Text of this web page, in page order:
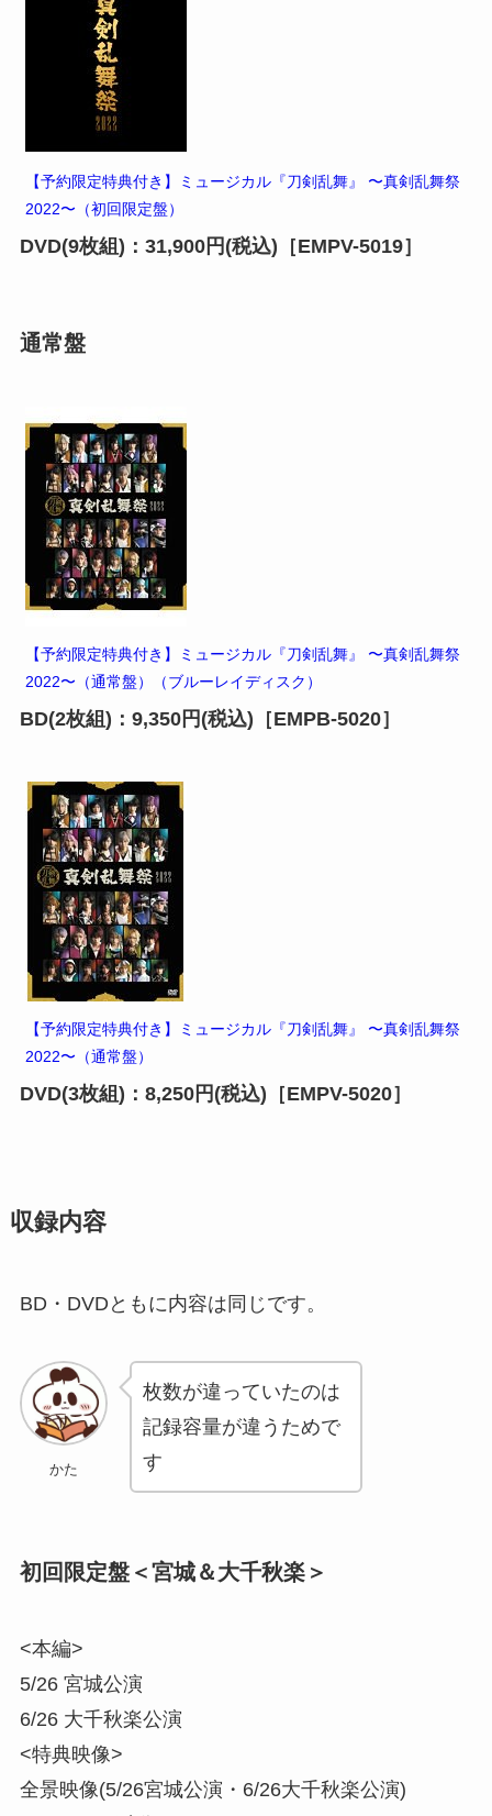
【予約限定特典付き】ミュージカル『刀剣乱舞』 〜真剣乱舞祭
2022〜（初回限定盤）
DVD(9枚組)：31,900円(税込)［EMPV-5019］
通常盤
【予約限定特典付き】ミュージカル『刀剣乱舞』 〜真剣乱舞祭
2022〜（通常盤）（ブルーレイディスク）
BD(2枚組)：9,350円(税込)［EMPB-5020］
【予約限定特典付き】ミュージカル『刀剣乱舞』 〜真剣乱舞祭
2022〜（通常盤）
DVD(3枚組)：8,250円(税込)［EMPV-5020］
収録内容
BD・DVDともに内容は同じです。
かた
枚数が違っていたのは
記録容量が違うためで
す
初回限定盤＜宮城＆大千秋楽＞
<本編>
5/26 宮城公演
6/26 大千秋楽公演
<特典映像>
全景映像(5/26宮城公演・6/26大千秋楽公演)